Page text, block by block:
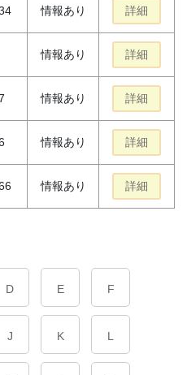
情報あり 詳細
情報あり 詳細
情報あり 詳細
情報あり 詳細
情報あり 詳細
D E F
J K L